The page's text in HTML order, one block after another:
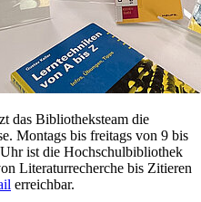
das Bibliotheksteam die
Montags bis freitags von 9 bis
ist die Hochschulbibliothek
Literaturrecherche bis Zitieren
erreichbar.